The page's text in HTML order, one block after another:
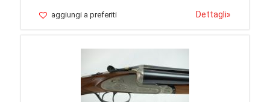
aggiungi a preferiti Dettagli»